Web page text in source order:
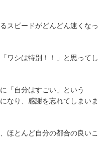
スピードがどんどん速くなっ
ワシは特別！！」と思ってし
に「自分はすごい」という
り、感謝を忘れてしまいま
ほとんど自分の都合の良いこ